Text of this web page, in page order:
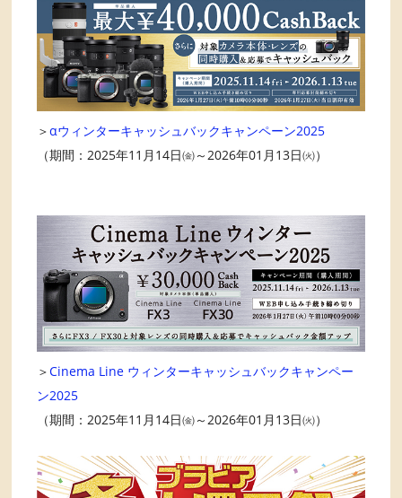
＞αウィンターキャッシュバックキャンペーン2025
（期間：2025年11月14日㈮～2026年01月13日㈫）
＞Cinema Line ウィンターキャッシュバックキャンペー
ン2025
（期間：2025年11月14日㈮～2026年01月13日㈫）